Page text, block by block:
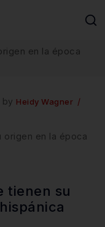
en la época
by Heidy Wagner
tienen su